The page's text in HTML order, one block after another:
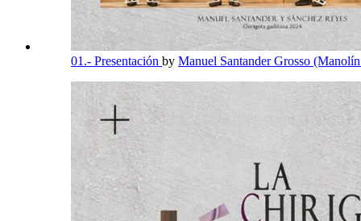
01.- Presentación by Manuel Santander Grosso